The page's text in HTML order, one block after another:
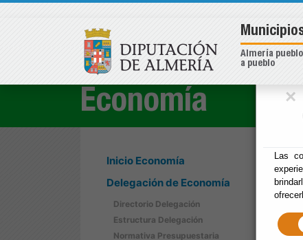
×
Las
Economía
Inicio Economía
Delegación de Economía
Directorio Delegación
Estructura Delegación
Normativa Presupuestaria
Almería pueblo
a pueblo